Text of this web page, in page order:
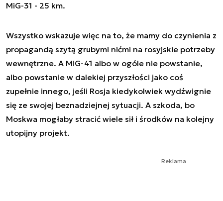
MiG-31 - 25 km.
Wszystko wskazuje więc na to, że mamy do czynienia z
propagandą szytą grubymi nićmi na rosyjskie potrzeby
wewnętrzne. A MiG-41 albo w ogóle nie powstanie,
albo powstanie w dalekiej przyszłości jako coś
zupełnie innego, jeśli Rosja kiedykolwiek wydźwignie
się ze swojej beznadziejnej sytuacji. A szkoda, bo
Moskwa mogłaby stracić wiele sił i środków na kolejny
utopijny projekt.
Reklama